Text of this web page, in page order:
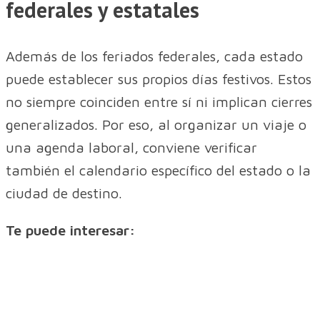
federales y estatales
Además de los feriados federales, cada estado
puede establecer sus propios días festivos. Estos
no siempre coinciden entre sí ni implican cierres
generalizados. Por eso, al organizar un viaje o
una agenda laboral, conviene verificar
también el calendario específico del estado o la
ciudad de destino.
Te puede interesar: